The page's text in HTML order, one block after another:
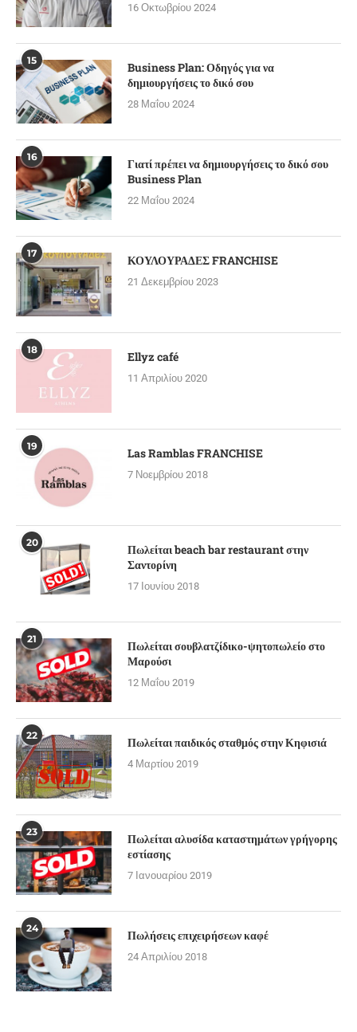
16 Οκτωβρίου 2024
15
Business Plan: Οδηγός για να
δημιουργήσεις το δικό σου
28 Μαΐου 2024
16
Γιατί πρέπει να δημιουργήσεις το δικό σου
Business Plan
22 Μαΐου 2024
17 ΚΟΥΛΟΥΡΑΔΕΣ FRANCHISE
21 Δεκεμβρίου 2023
18 Ellyz café
11 Απριλίου 2020
19 Las Ramblas FRANCHISE
7 Νοεμβρίου 2018
20
Πωλείται beach bar restaurant στην
Σαντορίνη
17 Ιουνίου 2018
21
Πωλείται σουβλατζίδικο-ψητοπωλείο στο
Μαρούσι
12 Μαΐου 2019
22 Πωλείται παιδικός σταθμός στην Κηφισιά
4 Μαρτίου 2019
23
Πωλείται αλυσίδα καταστημάτων γρήγορης
εστίασης
7 Ιανουαρίου 2019
24 Πωλήσεις επιχειρήσεων καφέ
24 Απριλίου 2018